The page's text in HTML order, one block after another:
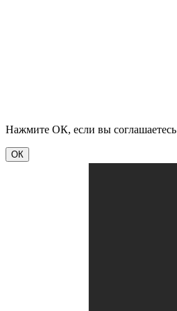
Нажмите ОК, если вы соглашаетесь
ОК